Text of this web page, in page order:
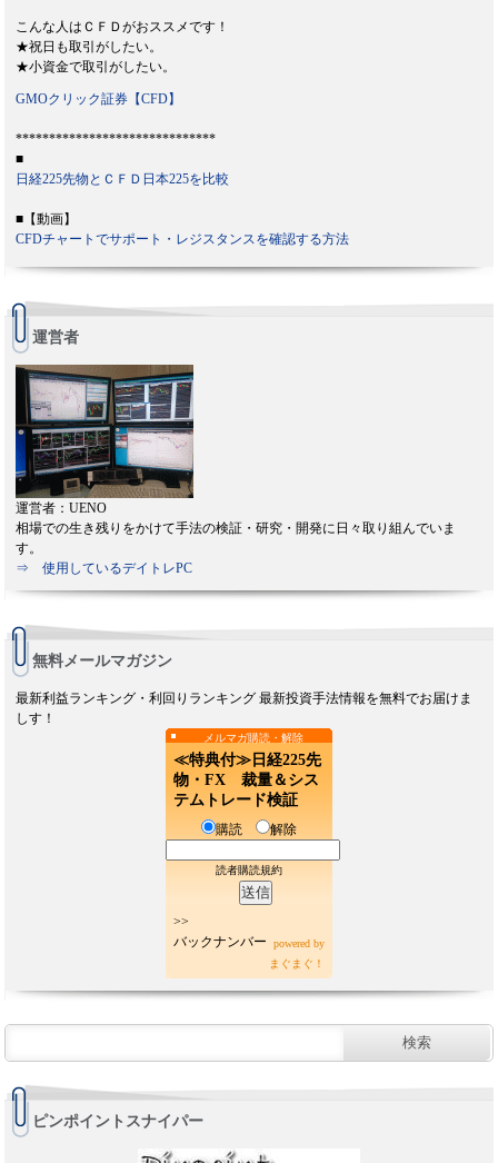
こんな人はＣＦＤがおススメです！
★祝日も取引がしたい。
★小資金で取引がしたい。
GMOクリック証券【CFD】
******************************
■
日経225先物とＣＦＤ日本225を比較
■【動画】
CFDチャートでサポート・レジスタンスを確認する方法
運営者
運営者：UENO
相場での生き残りをかけて手法の検証・研究・開発に日々取り組んでいま
す。
⇒ 使用しているデイトレPC
無料メールマガジン
最新利益ランキング・利回りランキング 最新投資手法情報を無料でお届けま
しす！
メルマガ購読・解除
≪特典付≫日経225先
物・FX 裁量＆シス
テムトレード検証
購読 解除
読者購読規約
>>
バックナンバー
powered by
まぐまぐ！
ピンポイントスナイパー